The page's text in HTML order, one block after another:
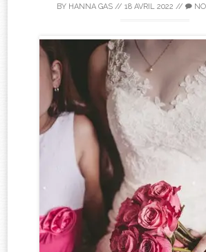
BY HANNA GAS // 18 AVRIL 2022 //